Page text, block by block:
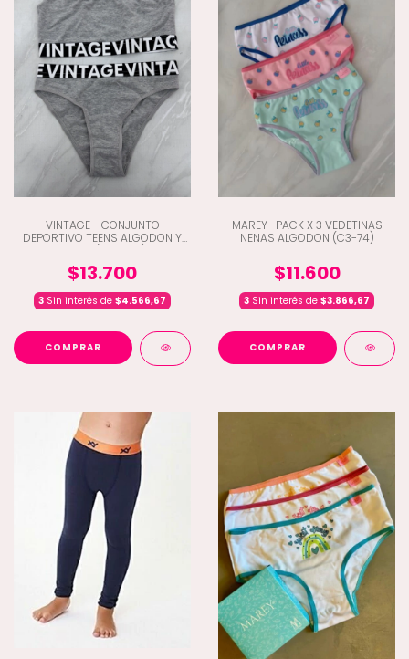
VINTAGE - CONJUNTO
DEPORTIVO TEENS ALGODON Y
$13.700
3 Sin interés de $4.566,67
COMPRAR
MAREY- PACK X 3 VEDETINAS
NENAS ALGODON (C3-74)
$11.600
3 Sin interés de $3.866,67
COMPRAR